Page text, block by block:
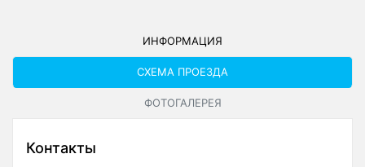
ИНФОРМАЦИЯ
СХЕМА ПРОЕЗДА
ФОТОГАЛЕРЕЯ
Контакты